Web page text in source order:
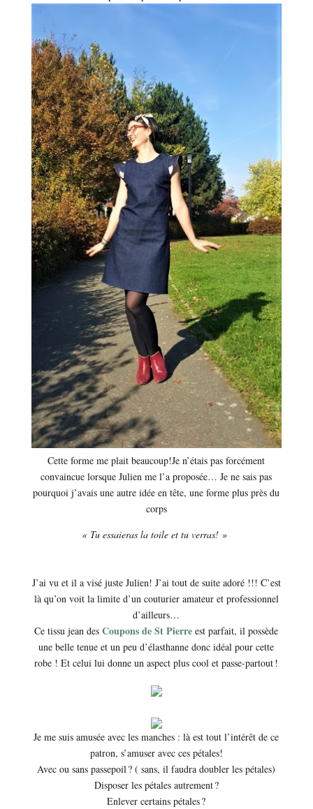
Cette forme me plait beaucoup!Je n’étais pas forcément
convaincue lorsque Julien me l’a proposée… Je ne sais pas
pourquoi j’avais une autre idée en tête, une forme plus près du
corps
« Tu essaieras la toile et tu verras! »
J’ai vu et il a visé juste Julien! J’ai tout de suite adoré !!! C’est
là qu’on voit la limite d’un couturier amateur et professionnel
d’ailleurs…
Ce tissu jean desCoupons de St Pierre est parfait, il possède
une belle tenue et un peu d’élasthanne donc idéal pour cette
robe ! Et celui lui donne un aspect plus cool et passe-partout !
Je me suis amusée avec les manches : là est tout l’intérêt de ce
patron, s’amuser avec ces pétales!
Avec ou sans passepoil ? ( sans, il faudra doubler les pétales)
Disposer les pétales autrement ?
Enlever certains pétales ?